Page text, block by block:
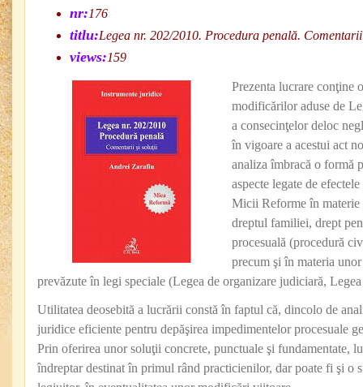
nr:176
titlu:Legea nr. 202/2010. Procedura penală.
views:159
Prezenta lucrare conţine
modificărilor aduse de
a consecinţelor deloc
în vigoare a acestui act
analiza îmbracă o formă
aspecte legate de
Micii Reforme în
dreptul familiei, drept
procesuală (procedură
precum şi în materia
prevăzute în legi speciale (Legea de organizare judiciară,
Utilitatea deosebită a lucrării constă în faptul că, dincolo de
juridice eficiente pentru depăşirea impedimentelor procesuale
Prin oferirea unor soluţii concrete, punctuale şi fundamentate,
îndreptar destinat în primul rând practicienilor, dar poate fi şi o